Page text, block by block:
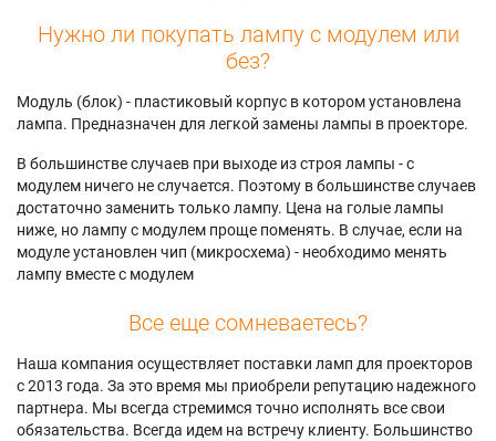
Нужно ли покупать лампу с модулем или
без?
Модуль (блок) - пластиковый корпус в котором установлена
лампа. Предназначен для легкой замены лампы в проекторе.
В большинстве случаев при выходе из строя лампы - с
модулем ничего не случается. Поэтому в большинстве случаев
достаточно заменить только лампу. Цена на голые лампы
ниже, но лампу с модулем проще поменять. В случае, если на
модуле установлен чип (микросхема) - необходимо менять
лампу вместе с модулем
Все еще сомневаетесь?
Наша компания осуществляет поставки ламп для проекторов
с 2013 года. За это время мы приобрели репутацию надежного
партнера. Мы всегда стремимся точно исполнять все свои
обязательства. Всегда идем на встречу клиенту. Большинство